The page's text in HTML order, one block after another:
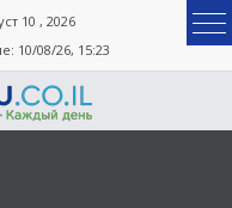
10 , 2026
10/08/26, 15:23